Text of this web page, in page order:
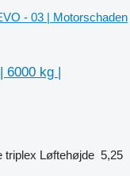
- 03 | Motorschaden
6000 kg |
triplex Løftehøjde 5,25